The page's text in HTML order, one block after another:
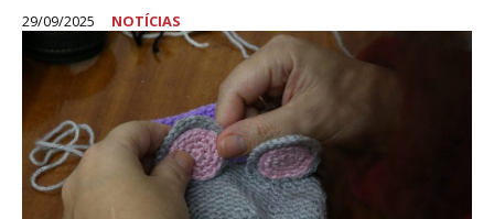
29/09/2025 NOTÍCIAS